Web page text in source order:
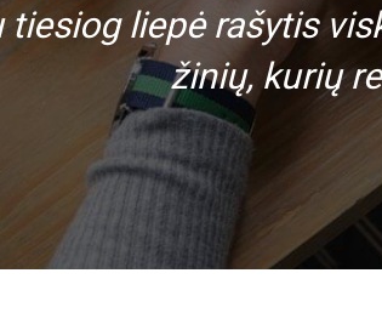
tiesiog liepė rašytis
žinių, kurių